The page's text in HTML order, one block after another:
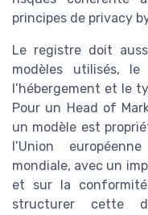
principes de privacy
Le registre doit
modèles utilisés,
l’hébergement et le
Pour un Head of
un modèle est
l’Union
mondiale, avec un
et sur la
structurer cette